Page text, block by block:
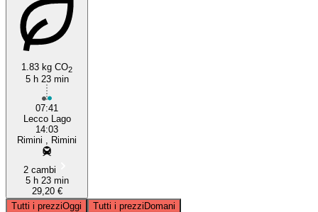
1.83 kg CO2
5 h 23 min
07:41
Lecco Lago
14:03
Rimini , Rimini
2 cambi
5 h 23 min
29,20 €
Tutti i prezziOggi Tutti i prezziDomani